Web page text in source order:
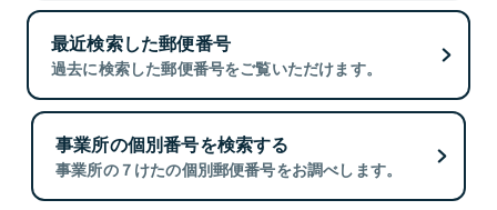
最近検索した郵便番号
過去に検索した郵便番号をご覧いただけます。
事業所の個別番号を検索する
事業所の７けたの個別郵便番号をお調べします。